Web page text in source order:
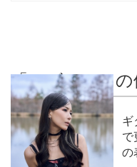
「レビュー」
ギ
で
の